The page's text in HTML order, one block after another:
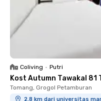
Coliving • Putri
Kost Autumn Tawakal 81
Tomang, Grogol Petamburan
2.8 km dari universitas